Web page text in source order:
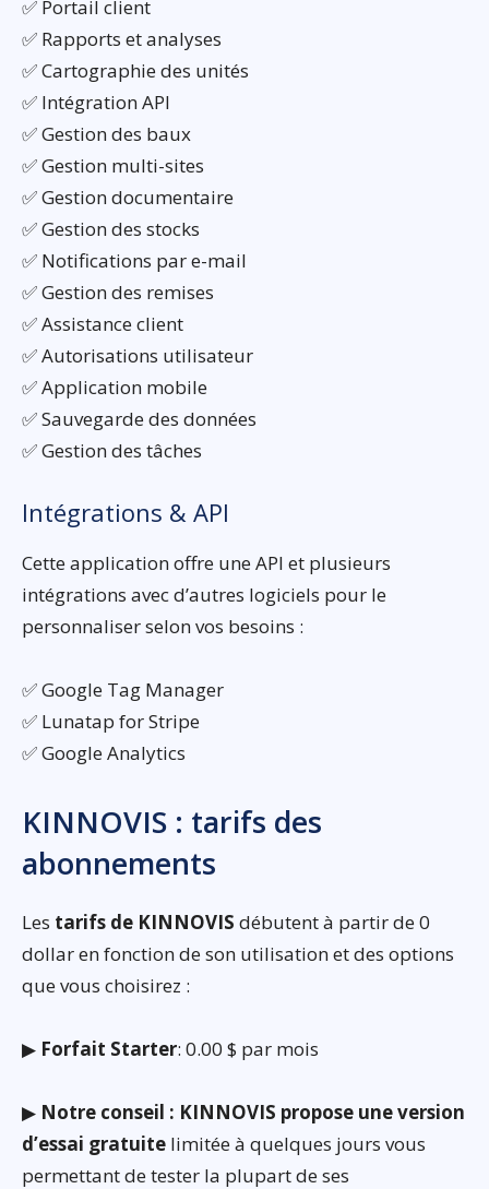
✅ Portail client
✅ Rapports et analyses
✅ Cartographie des unités
✅ Intégration API
✅ Gestion des baux
✅ Gestion multi-sites
✅ Gestion documentaire
✅ Gestion des stocks
✅ Notifications par e-mail
✅ Gestion des remises
✅ Assistance client
✅ Autorisations utilisateur
✅ Application mobile
✅ Sauvegarde des données
✅ Gestion des tâches
Intégrations & API
Cette application offre une API et plusieurs
intégrations avec d’autres logiciels pour le
personnaliser selon vos besoins :
✅ Google Tag Manager
✅ Lunatap for Stripe
✅ Google Analytics
KINNOVIS : tarifs des
abonnements
Les tarifs de KINNOVIS débutent à partir de 0
dollar en fonction de son utilisation et des options
que vous choisirez :
▶ Forfait Starter: 0.00 $ par mois
▶ Notre conseil : KINNOVIS propose une version
d’essai gratuite limitée à quelques jours vous
permettant de tester la plupart de ses